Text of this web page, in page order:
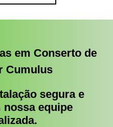
em Conserto de
Cumulus
segura e
equipe